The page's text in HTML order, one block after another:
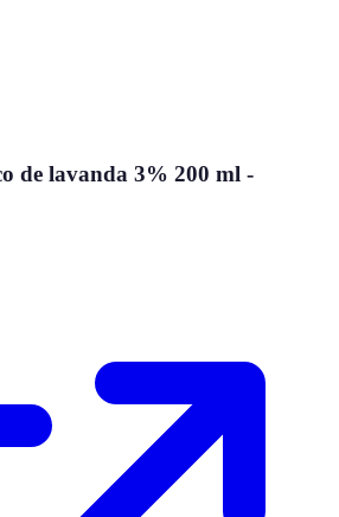
de lavanda 3% 200 ml -